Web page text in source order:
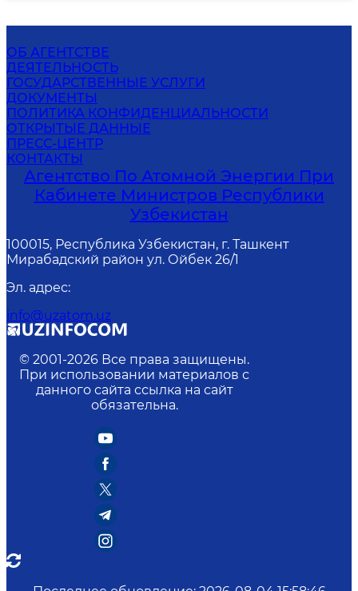
ОБ АГЕНТСТВЕ
ДЕЯТЕЛЬНОСТЬ
ГОСУДАРСТВЕННЫЕ УСЛУГИ
ДОКУМЕНТЫ
ПОЛИТИКА КОНФИДЕНЦИАЛЬНОСТИ
ОТКРЫТЫЕ ДАННЫЕ
ПРЕСС-ЦЕНТР
КОНТАКТЫ
Агентство По Атомной Энергии При
Кабинете Министров Республики
Узбекистан
100015, Республика Узбекистан, г. Ташкент
Мирабадский район ул. Ойбек 26/1
Эл. адрес:
info@uzatom.uz
© 2001-2026 Все права защищены.
При использовании материалов с
данного сайта ссылка на сайт
обязательна.